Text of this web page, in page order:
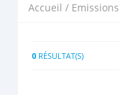
Accueil / Emissions
0 RÉSULTAT(S)